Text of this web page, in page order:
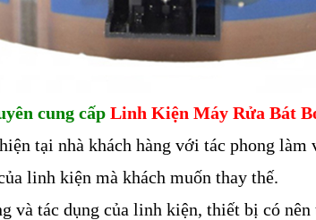
cung cấp Linh Kiện Máy Rửa Bát
tại nhà khách hàng với tác phong làm
linh kiện mà khách muốn thay thế.
và tác dụng của linh kiện, thiết bị có